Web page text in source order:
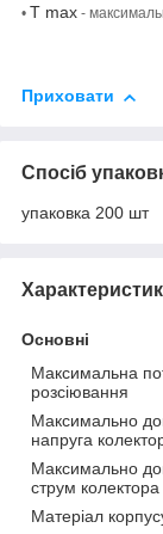
• Т max -
Приховати
Спосіб
упаковка 200 шт
Основні
Максимальна
розсіювання
Максимально
напруга
Максимально
струм колектора
Матеріал